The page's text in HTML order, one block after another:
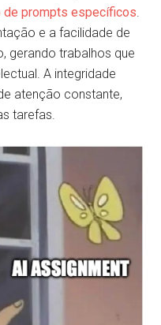
de prompts específicos.
e a facilidade de
gerando trabalhos que
A integridade
atenção constante,
tarefas.